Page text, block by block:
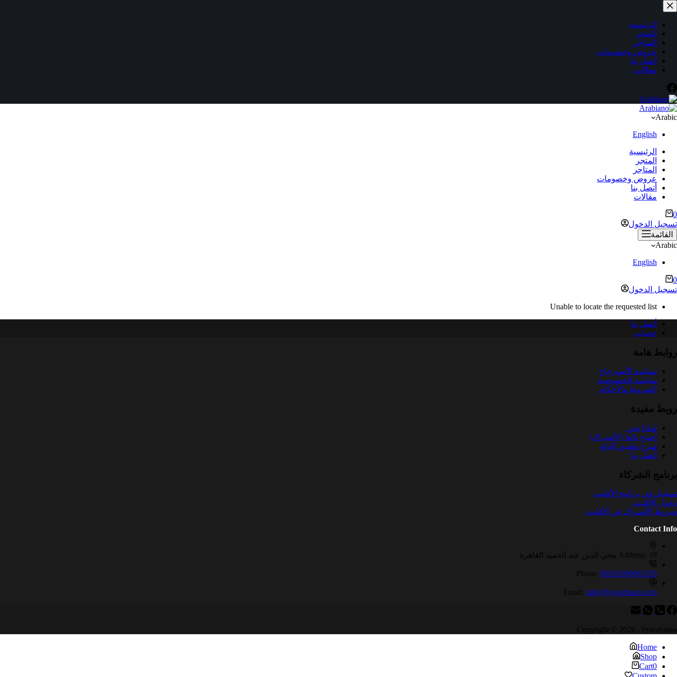
التجاوز
إلى
المحتوىالرئيسية
المتجر
المتاجر
عروض وخصومات
أتصل بنا
مقالات
Arabic
English
الرئيسية
المتجر
المتاجر
عروض وخصومات
أتصل بنا
مقالات
عربة
التسوق
0
تسجيل الدخول
القائمة
Arabic
English
عربة
التسوق
0
تسجيل الدخول
Unable to locate the requested list
أتصل بنا
حسابي
روابط هامة
سياسة الأسترجاع
سياسة الخصوصية
الشروط والأحكام
روبط مفيدة
لماذا نحن
أصبح بائعا (الأشتراك)
شرح تطبيق البائع
أتصل بنا
برنامج الشركاء
تسجيل في برنامج الأفليت
دخول الأفليت
شروط الأشتراك في الأفليت
Contact Info
Address: 19 محي الدين عبد الحميد القاهرة
Phone: 00201009082785
Email: info@byarabiano.com
Copyright © 2026 - byarabiano
Home
Shop
Cart0